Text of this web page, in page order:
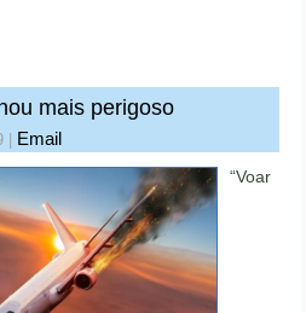
mais perigoso
Email
“Voar